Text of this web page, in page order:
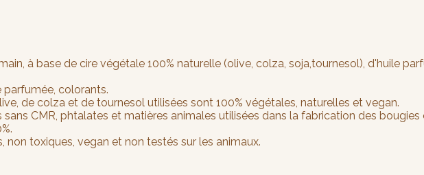
à base de cire végétale 100% naturelle (olive, colza, soja,tournesol), d'huile
parfumée, colorants.
de colza et de tournesol utilisées sont 100% végétales, naturelles et vegan.
CMR, phtalates et matières animales utilisées dans la fabrication des
toxiques, vegan et non testés sur les animaux.